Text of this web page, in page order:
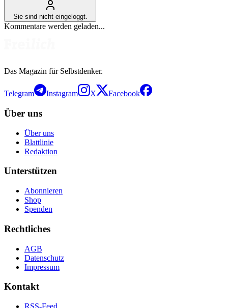
Sie sind nicht eingeloggt.
Kommentare werden geladen...
Das Magazin für Selbstdenker.
Telegram Instagram X Facebook
Über uns
Über uns
Blattlinie
Redaktion
Unterstützen
Abonnieren
Shop
Spenden
Rechtliches
AGB
Datenschutz
Impressum
Kontakt
RSS-Feed